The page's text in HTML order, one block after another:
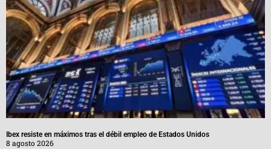
Ibex resiste en máximos tras el débil empleo de Estados Unidos
8 agosto 2026